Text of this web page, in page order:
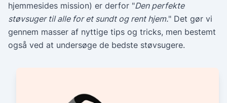
hjemmesides mission) er derfor "Den perfekte
støvsuger til alle for et sundt og rent hjem." Det gør vi
gennem masser af nyttige tips og tricks, men bestemt
også ved at undersøge de bedste støvsugere.